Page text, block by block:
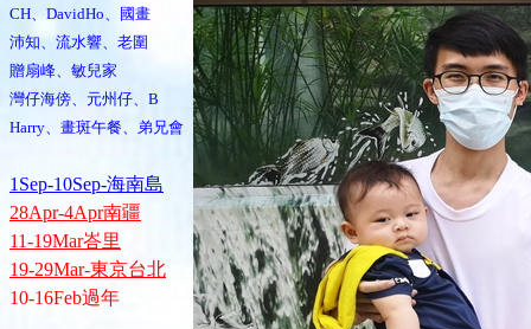
CH、DavidHo、國畫
沛知、流水響、老圍
贈扇峰、敏兒家
灣仔海傍、元州仔、B
Harry、畫斑午餐、弟兄會
1Sep-10Sep-海南島
28Apr-4Apr南疆
11-19Mar峇里
19-29Mar-東京台北
10-16Feb過年